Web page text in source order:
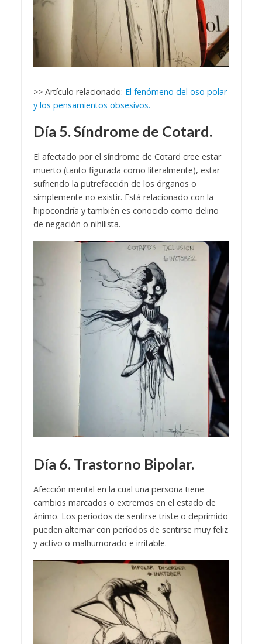
>> Artículo relacionado: El fenómeno del oso polar
y los pensamientos obsesivos.
Día 5. Síndrome de Cotard.
El afectado por el síndrome de Cotard cree estar
muerto (tanto figurada como literalmente), estar
sufriendo la putrefacción de los órganos o
simplemente no existir. Está relacionado con la
hipocondría y también es conocido como delirio
de negación o nihilista.
Día 6. Trastorno Bipolar.
Afección mental en la cual una persona tiene
cambios marcados o extremos en el estado de
ánimo. Los períodos de sentirse triste o deprimido
pueden alternar con períodos de sentirse muy feliz
y activo o malhumorado e irritable.